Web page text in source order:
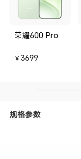
荣耀600 Pro
￥ 3699
规格参数